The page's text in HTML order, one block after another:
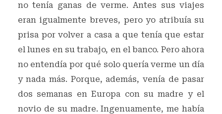
no tenía ganas de verme. Antes sus viajes
eran igualmente breves, pero yo atribuía su
prisa por volver a casa a que tenía que estar
el lunes en su trabajo, en el banco. Pero ahora
no entendía por qué solo quería verme un día
y nada más. Porque, además, venía de pasar
dos semanas en Europa con su madre y el
novio de su madre. Ingenuamente, me había